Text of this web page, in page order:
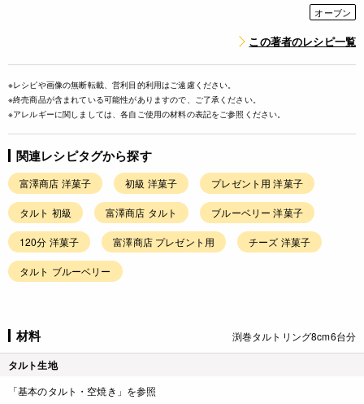
オーブン
この著者のレシピ一覧
※レシピや画像の無断転載、営利目的利用はご遠慮ください。
※終売商品が含まれている可能性がありますので、ご了承ください。
※アレルギーに関しましては、各自ご使用の材料の表記をご参照ください。
関連レシピタグから探す
富澤商店 洋菓子 初級 洋菓子 プレゼント用 洋菓子
タルト 初級 富澤商店 タルト ブルーベリー 洋菓子
120分 洋菓子 富澤商店 プレゼント用 チーズ 洋菓子
タルト ブルーベリー
材料 渕巻タルトリング8cm6台分
タルト生地
「基本のタルト・空焼き」 を参照